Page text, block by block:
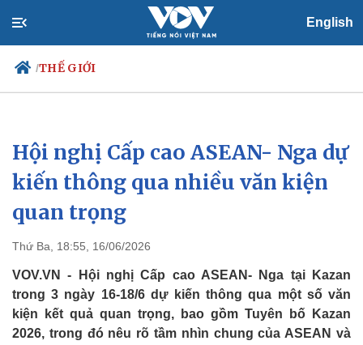
English
/THẾ GIỚI
Chính trị
Đảng
Tổ chức nhân sự
Quốc hội
Nhận diện sự thật
Xã hội
Tin 24h
Dự báo thời tiết
Hội nghị Cấp cao ASEAN- Nga dự
kiến thông qua nhiều văn kiện
quan trọng
Thứ Ba, 18:55, 16/06/2026
VOV.VN - Hội nghị Cấp cao ASEAN- Nga tại Kazan
trong 3 ngày 16-18/6 dự kiến ​thông qua một số văn
kiện kết quả quan trọng, bao gồm Tuyên bố Kazan
2026, trong đó nêu rõ tầm nhìn chung của ASEAN và